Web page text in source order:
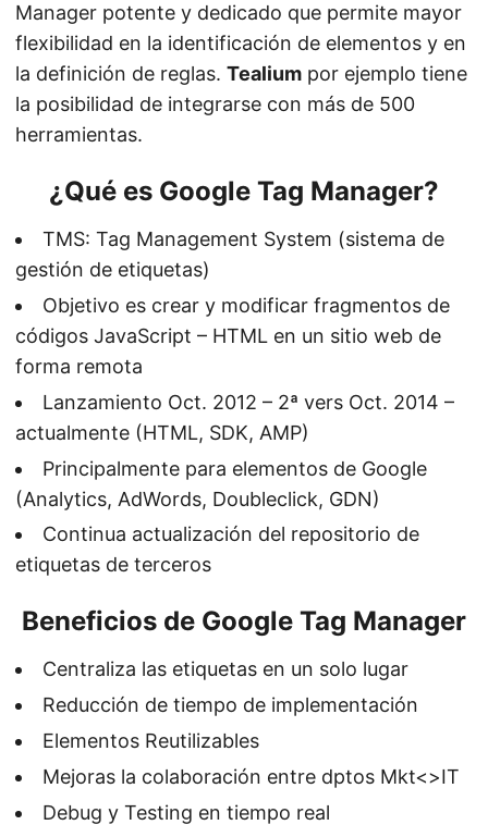
Manager potente y dedicado que permite mayor
flexibilidad en la identificación de elementos y en
la definición de reglas. Tealium por ejemplo tiene
la posibilidad de integrarse con más de 500
herramientas.
¿Qué es Google Tag Manager?
TMS: Tag Management System (sistema de
gestión de etiquetas)
Objetivo es crear y modificar fragmentos de
códigos JavaScript – HTML en un sitio web de
forma remota
Lanzamiento Oct. 2012 – 2ª vers Oct. 2014 –
actualmente (HTML, SDK, AMP)
Principalmente para elementos de Google
(Analytics, AdWords, Doubleclick, GDN)
Continua actualización del repositorio de
etiquetas de terceros
Beneficios de Google Tag Manager
Centraliza las etiquetas en un solo lugar
Reducción de tiempo de implementación
Elementos Reutilizables
Mejoras la colaboración entre dptos Mkt<>IT
Debug y Testing en tiempo real